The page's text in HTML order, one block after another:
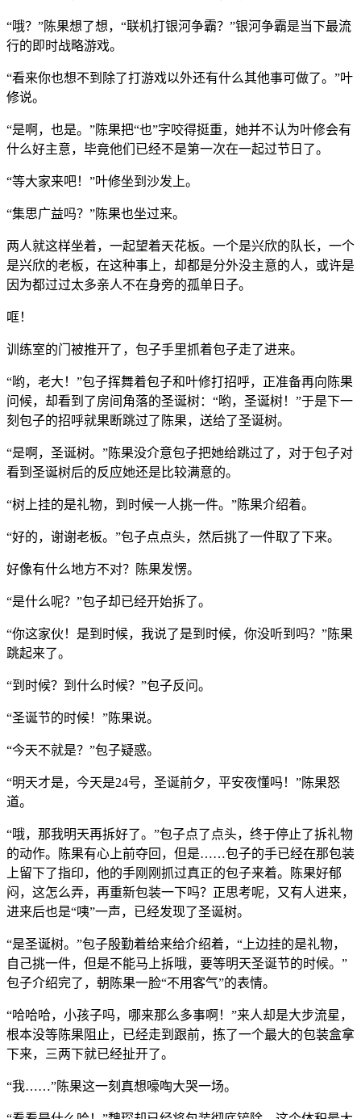
“哦？”陈果想了想，“联机打银河争霸？”银河争霸是当下最流
行的即时战略游戏。
“看来你也想不到除了打游戏以外还有什么其他事可做了。”叶
修说。
“是啊，也是。”陈果把“也”字咬得挺重，她并不认为叶修会有
什么好主意，毕竟他们已经不是第一次在一起过节日了。
“等大家来吧！”叶修坐到沙发上。
“集思广益吗？”陈果也坐过来。
两人就这样坐着，一起望着天花板。一个是兴欣的队长，一个
是兴欣的老板，在这种事上，却都是分外没主意的人，或许是
因为都过过太多亲人不在身旁的孤单日子。
哐！
训练室的门被推开了，包子手里抓着包子走了进来。
“哟，老大！”包子挥舞着包子和叶修打招呼，正准备再向陈果
问候，却看到了房间角落的圣诞树：“哟，圣诞树！”于是下一
刻包子的招呼就果断跳过了陈果，送给了圣诞树。
“是啊，圣诞树。”陈果没介意包子把她给跳过了，对于包子对
看到圣诞树后的反应她还是比较满意的。
“树上挂的是礼物，到时候一人挑一件。”陈果介绍着。
“好的，谢谢老板。”包子点点头，然后挑了一件取了下来。
好像有什么地方不对？陈果发愣。
“是什么呢？”包子却已经开始拆了。
“你这家伙！是到时候，我说了是到时候，你没听到吗？”陈果
跳起来了。
“到时候？到什么时候？”包子反问。
“圣诞节的时候！”陈果说。
“今天不就是？”包子疑惑。
“明天才是，今天是24号，圣诞前夕，平安夜懂吗！”陈果怒
道。
“哦，那我明天再拆好了。”包子点了点头，终于停止了拆礼物
的动作。陈果有心上前夺回，但是……包子的手已经在那包装
上留下了指印，他的手刚刚抓过真正的包子来着。陈果好郁
闷，这怎么弄，再重新包装一下吗？正思考呢，又有人进来，
进来后也是“咦”一声，已经发现了圣诞树。
“是圣诞树。”包子殷勤着给来给介绍着，“上边挂的是礼物，
自己挑一件，但是不能马上拆哦，要等明天圣诞节的时候。”
包子介绍完了，朝陈果一脸“不用客气”的表情。
“哈哈哈，小孩子吗，哪来那么多事啊！”来人却是大步流星，
根本没等陈果阻止，已经走到跟前，拣了一个最大的包装盒拿
下来，三两下就已经扯开了。
“我……”陈果这一刻真想嚎啕大哭一场。